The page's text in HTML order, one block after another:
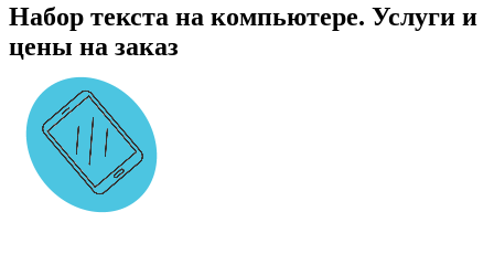
Набор текста на компьютере. Услуги и
цены на заказ